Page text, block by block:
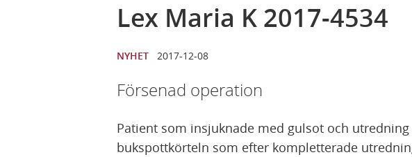
Lex Maria K 2017-4534
NYHET 2017-12-08
Försenad operation
Patient som insjuknade med gulsot och
bukspottkörteln som efter kompletterade